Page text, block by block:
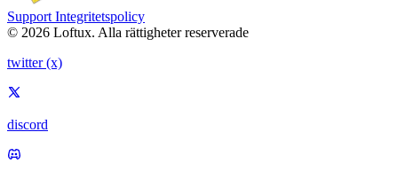
Support Integritetspolicy
© 2026 Loftux. Alla rättigheter reserverade
twitter (x)
discord